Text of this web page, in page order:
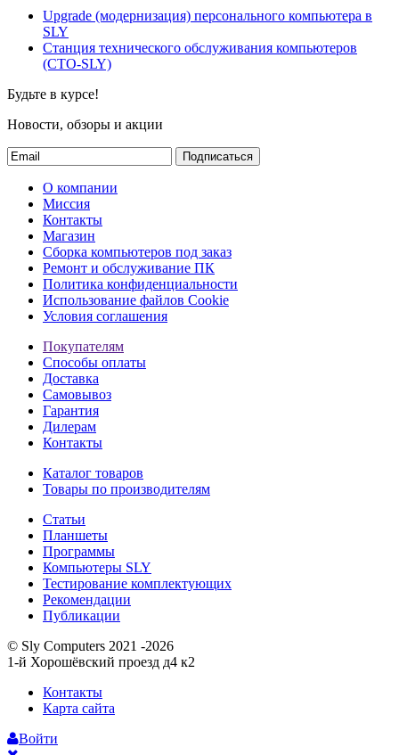
Upgrade (модернизация) персонального компьютера в
SLY
Станция технического обслуживания компьютеров
(СТО-SLY)
Будьте в курсе!
Новости, обзоры и акции
Подписаться
О компании
Миссия
Контакты
Магазин
Сборка компьютеров под заказ
Ремонт и обслуживание ПК
Политика конфиденциальности
Использование файлов Cookie
Условия соглашения
Покупателям
Способы оплаты
Доставка
Самовывоз
Гарантия
Дилерам
Контакты
Каталог товаров
Товары по производителям
Статьи
Планшеты
Программы
Компьютеры SLY
Тестирование комплектующих
Рекомендации
Публикации
© Sly Computers 2021 -2026
1-й Хорошёвский проезд д4 к2
Контакты
Карта сайта
Войти